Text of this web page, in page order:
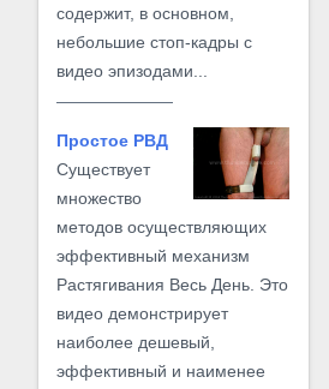
содержит, в основном,
небольшие стоп-кадры с
видео эпизодами...
Простое РВД
Существует
множество
методов осуществляющих
эффективный механизм
Растягивания Весь День. Это
видео демонстрирует
наиболее дешевый,
эффективный и наименее